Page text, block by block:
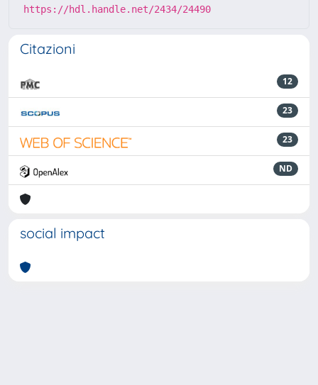
https://hdl.handle.net/2434/24490
Citazioni
12
23
23
ND
social impact